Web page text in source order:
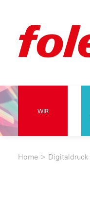
WIR
Home > Digitaldruck